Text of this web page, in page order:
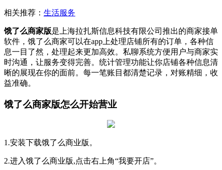
相关推荐： 生活服务
饿了么商家版是上海拉扎斯信息科技有限公司推出的商家接单
软件，饿了么商家可以在app上处理店铺所有的订单，各种信
息一目了然，处理起来更加高效。私聊系统方便用户与商家实
时沟通，让服务变得完善。统计管理功能让你店铺各种信息清
晰的展现在你的面前。每一笔账目都清楚记录，对账精细，收
益准确。
饿了么商家版怎么开始营业
1.安装下载饿了么商业版。
2.进入饿了么商业版,点击右上角“我要开店”。